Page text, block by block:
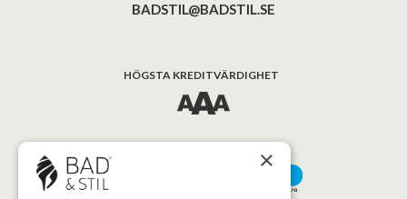
BADSTIL@BADSTIL.SE
HÖGSTA KREDITVÄRDIGHET
×